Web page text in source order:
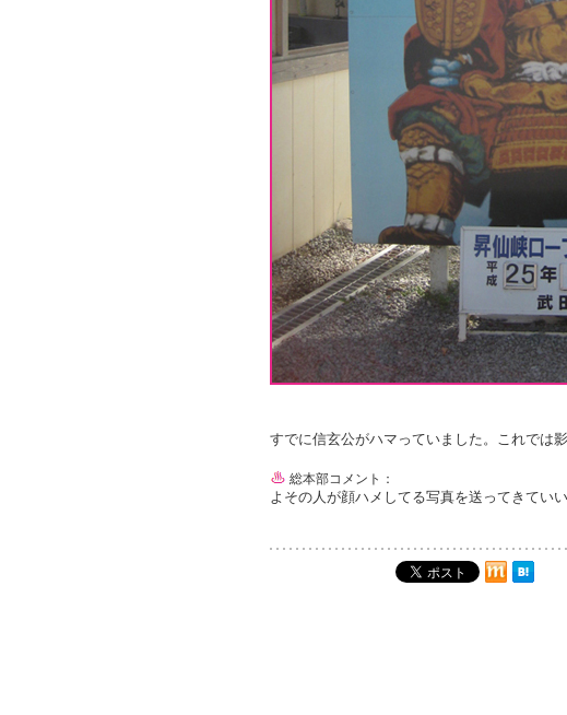
すでに信玄公がハマっていました。これでは
総本部コメント：
よその人が顔ハメしてる写真を送ってきていい